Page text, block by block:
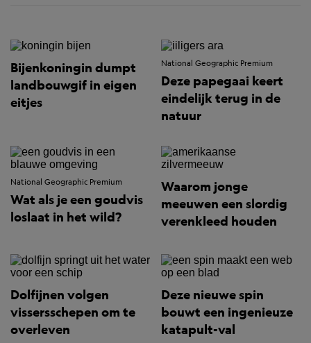
Bijenkoningin dumpt
landbouwgif in eigen
eitjes
National Geographic Premium
Deze papegaai keert
eindelijk terug in de
natuur
National Geographic Premium
Wat als je een goudvis
loslaat in het wild?
Waarom jonge
meeuwen een slordig
verenkleed houden
Dolfijnen volgen
vissersschepen om te
overleven
Deze nieuwe spin
bouwt een ingenieuze
katapult-val